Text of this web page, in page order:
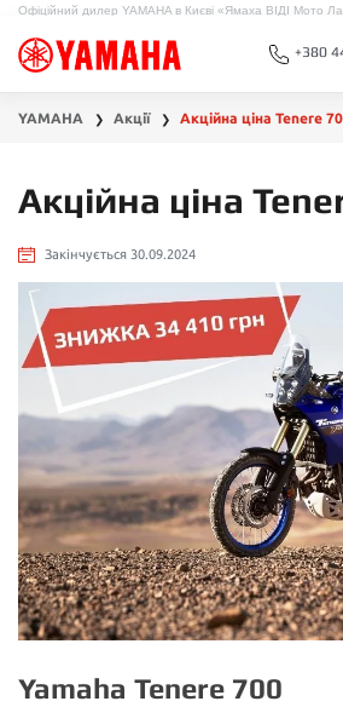
Офіційний дилер YAMAHA в Києві «Ямаха ВІДІ Мото
+380
YAMAHA ❯ Акції ❯ Акційна ціна Tenere
Акційна ціна
Закінчується 30.09.2024
Yamaha Tenere 700